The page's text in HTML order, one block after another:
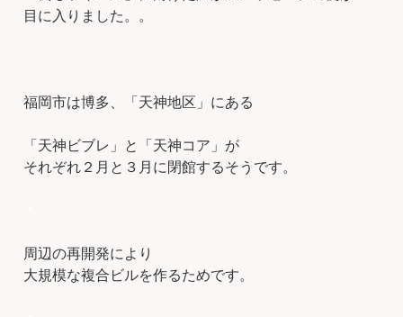
目に入りました。。
福岡市は博多、「天神地区」にある
「天神ビブレ」と「天神コア」が
それぞれ２月と３月に閉館するそうです。
周辺の再開発により
大規模な複合ビルを作るためです。